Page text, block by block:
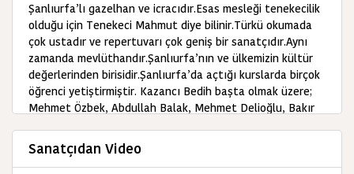
Şanlıurfa’lı gazelhan ve icracıdır.Esas mesleği tenekecilik
olduğu için Tenekeci Mahmut diye bilinir.Türkü okumada
çok ustadır ve repertuvarı çok geniş bir sanatçıdır.Aynı
zamanda mevlüthandır.Şanlıurfa’nın ve ülkemizin kültür
değerlerinden birisidir.Şanlıurfa’da açtığı kurslarda birçok
öğrenci yetiştirmiştir. Kazancı Bedih başta olmak üzere;
Mehmet Özbek, Abdullah Balak, Mehmet Delioğlu, Bakır
büyüktür.
Sanatçıdan Video